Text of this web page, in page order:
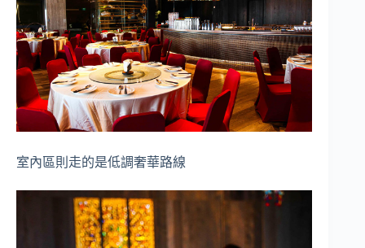
室內區則走的是低調奢華路線